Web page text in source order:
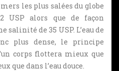
les plus salées du globe
USP alors que de façon
salinité de 35 USP. L’eau de
plus dense, le principe
corps flottera mieux que
que dans l’eau douce.